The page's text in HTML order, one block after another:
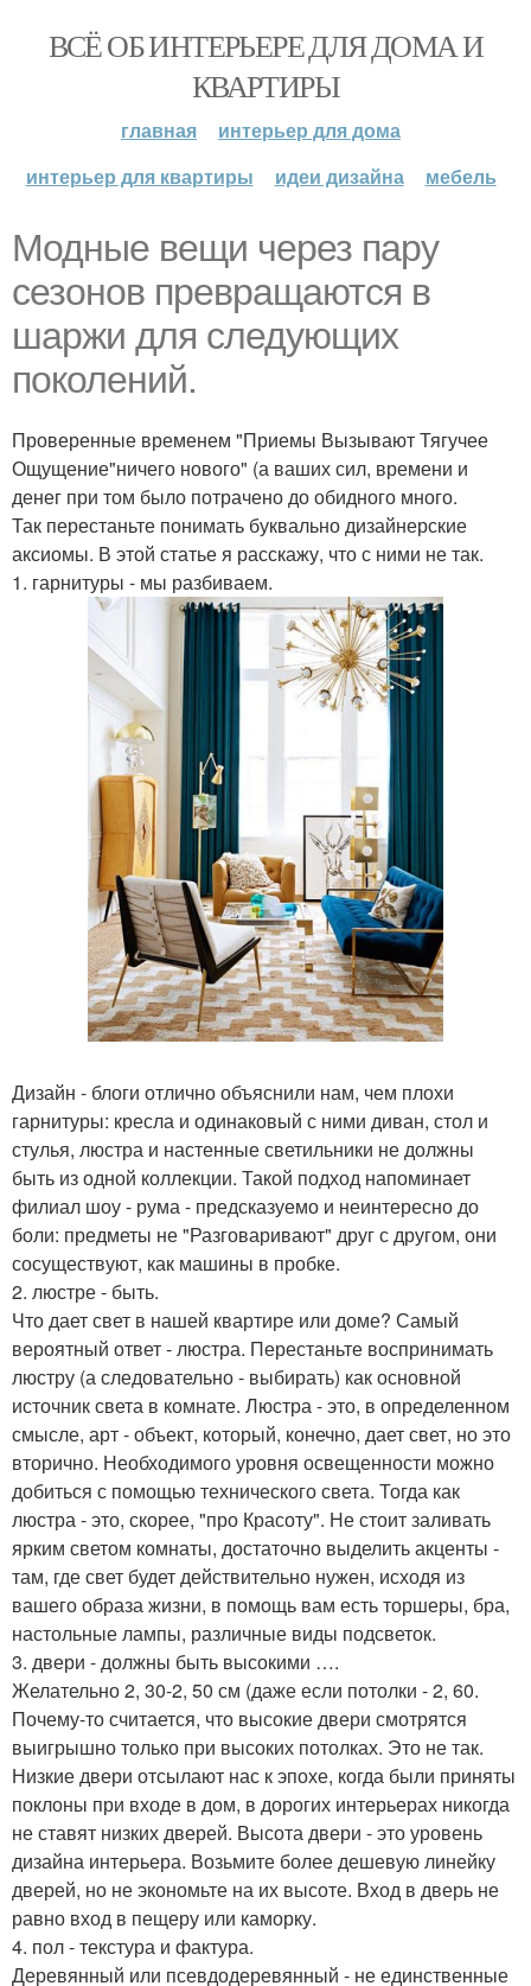
ВСЁ ОБ ИНТЕРЬЕРЕ ДЛЯ ДОМА И
КВАРТИРЫ
главная
интерьер для дома
интерьер для квартиры
идеи дизайна мебель
Модные вещи через пару
сезонов превращаются в
шаржи для следующих
поколений.
Проверенные временем "Приемы Вызывают Тягучее
Ощущение"ничего нового" (а ваших сил, времени и
денег при том было потрачено до обидного много.
Так перестаньте понимать буквально дизайнерские
аксиомы. В этой статье я расскажу, что с ними не так.
1. гарнитуры - мы разбиваем.
Дизайн - блоги отлично объяснили нам, чем плохи
гарнитуры: кресла и одинаковый с ними диван, стол и
стулья, люстра и настенные светильники не должны
быть из одной коллекции. Такой подход напоминает
филиал шоу - рума - предсказуемо и неинтересно до
боли: предметы не "Разговаривают" друг с другом, они
сосуществуют, как машины в пробке.
2. люстре - быть.
Что дает свет в нашей квартире или доме? Самый
вероятный ответ - люстра. Перестаньте воспринимать
люстру (а следовательно - выбирать) как основной
источник света в комнате. Люстра - это, в определенном
смысле, арт - объект, который, конечно, дает свет, но это
вторично. Необходимого уровня освещенности можно
добиться с помощью технического света. Тогда как
люстра - это, скорее, "про Красоту". Не стоит заливать
ярким светом комнаты, достаточно выделить акценты -
там, где свет будет действительно нужен, исходя из
вашего образа жизни, в помощь вам есть торшеры, бра,
настольные лампы, различные виды подсветок.
3. двери - должны быть высокими ….
Желательно 2, 30-2, 50 см (даже если потолки - 2, 60.
Почему-то считается, что высокие двери смотрятся
выигрышно только при высоких потолках. Это не так.
Низкие двери отсылают нас к эпохе, когда были приняты
поклоны при входе в дом, в дорогих интерьерах никогда
не ставят низких дверей. Высота двери - это уровень
дизайна интерьера. Возьмите более дешевую линейку
дверей, но не экономьте на их высоте. Вход в дверь не
равно вход в пещеру или каморку.
4. пол - текстура и фактура.
Деревянный или псевдодеревянный - не единственные